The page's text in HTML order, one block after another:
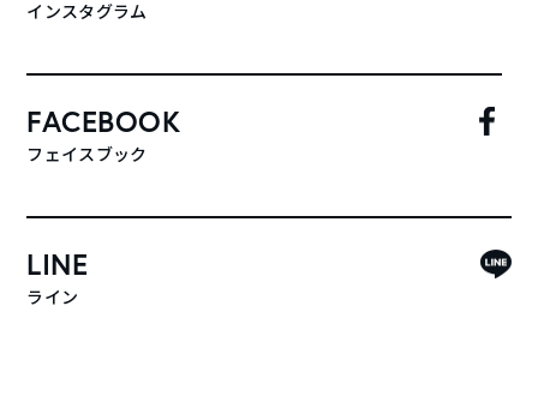
インスタグラム
FACEBOOK
フェイスブック
LINE
ライン